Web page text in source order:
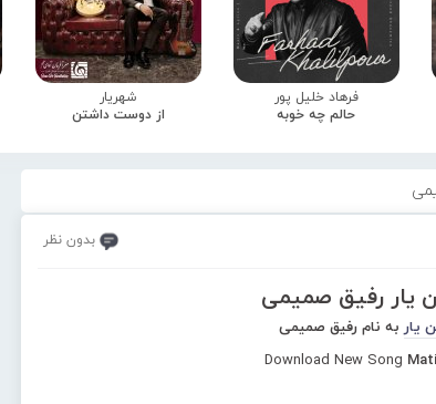
فرهاد خلیل پور
حالم چه خوبه
شهریار
از دوست داشتن
بدون نظر
یار رفیق صمیمی
یار به نام رفیق صمیمی
Download New Song